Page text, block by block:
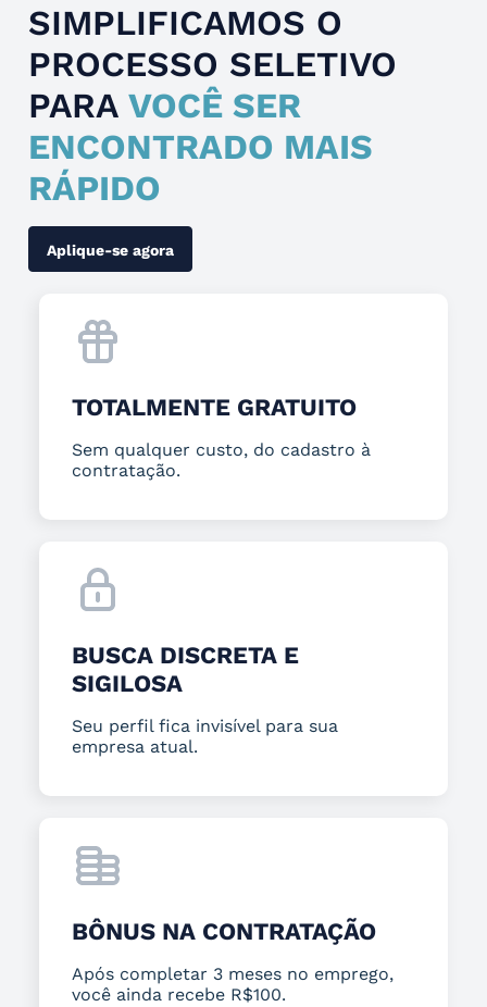
SIMPLIFICAMOS O
PROCESSO SELETIVO
PARA VOCÊ SER
ENCONTRADO MAIS
RÁPIDO
Aplique-se agora
TOTALMENTE GRATUITO
Sem qualquer custo, do cadastro à
contratação.
BUSCA DISCRETA E
SIGILOSA
Seu perfil fica invisível para sua
empresa atual.
BÔNUS NA CONTRATAÇÃO
Após completar 3 meses no emprego,
você ainda recebe R$100.